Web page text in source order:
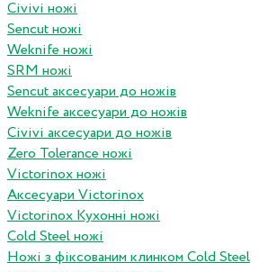
Civivi ножі
Sencut ножі
Weknife ножі
SRM ножі
Sencut аксесуари до ножів
Weknife аксесуари до ножів
Civivi аксесуари до ножів
Zero Tolerance ножі
Victorinox ножі
Аксесуари Victorinox
Victorinox Кухонні ножі
Cold Steel ножі
Ножі з фіксованим клинком Cold Steel